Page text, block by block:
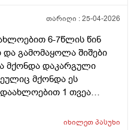
თარიღი :25-04-2026
6-7წლის წინ
და გამომაყოლა შიშები
მქონდა დაკარგული
მქონდა ეს
1 თვეა
დაკარგული ხმაურშიც
იხილეთპასუხი